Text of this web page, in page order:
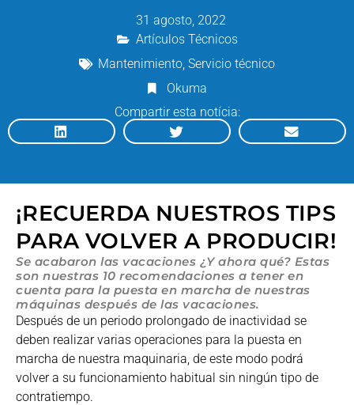
31 agosto, 2022
Artículos Técnicos
Mantenimiento, Servicio técnico
Okuma
Compartir esta notícia:
¡RECUERDA NUESTROS TIPS
PARA VOLVER A PRODUCIR!
Se acabaron las vacaciones ¿Y ahora qué? Estas
son nuestras 10 recomendaciones a tener en
cuenta para la puesta en marcha de nuestras
máquinas después de las vacaciones.
Después de un periodo prolongado de inactividad se
deben realizar varias operaciones para la puesta en
marcha de nuestra maquinaria, de este modo podrá
volver a su funcionamiento habitual sin ningún tipo de
contratiempo.